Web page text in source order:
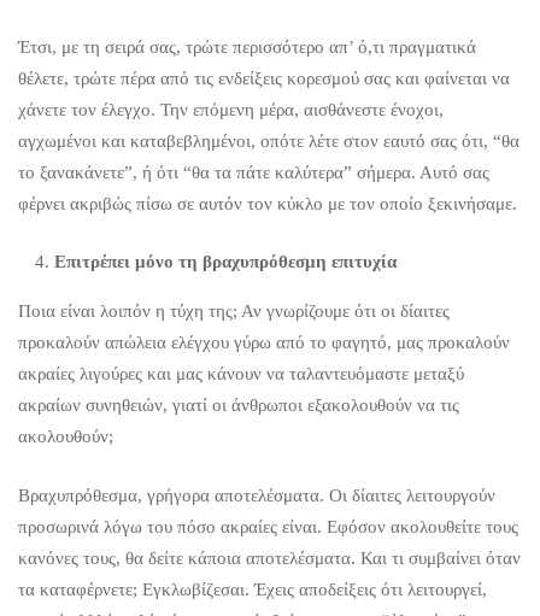
Έτσι, με τη σειρά σας, τρώτε περισσότερο απ’ ό,τι πραγματικά
θέλετε, τρώτε πέρα από τις ενδείξεις κορεσμού σας και φαίνεται να
χάνετε τον έλεγχο. Την επόμενη μέρα, αισθάνεστε ένοχοι,
αγχωμένοι και καταβεβλημένοι, οπότε λέτε στον εαυτό σας ότι, “θα
το ξανακάνετε”, ή ότι “θα τα πάτε καλύτερα” σήμερα. Αυτό σας
φέρνει ακριβώς πίσω σε αυτόν τον κύκλο με τον οποίο ξεκινήσαμε.
Επιτρέπει μόνο τη βραχυπρόθεσμη επιτυχία
Ποια είναι λοιπόν η τύχη της; Αν γνωρίζουμε ότι οι δίαιτες
προκαλούν απώλεια ελέγχου γύρω από το φαγητό, μας προκαλούν
ακραίες λιγούρες και μας κάνουν να ταλαντευόμαστε μεταξύ
ακραίων συνηθειών, γιατί οι άνθρωποι εξακολουθούν να τις
ακολουθούν;
Βραχυπρόθεσμα, γρήγορα αποτελέσματα. Οι δίαιτες λειτουργούν
προσωρινά λόγω του πόσο ακραίες είναι. Εφόσον ακολουθείτε τους
κανόνες τους, θα δείτε κάποια αποτελέσματα. Και τι συμβαίνει όταν
τα καταφέρνετε; Εγκλωβίζεσαι. Έχεις αποδείξεις ότι λειτουργεί,